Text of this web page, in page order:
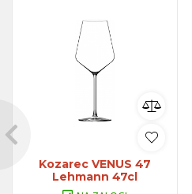
Kozarec VENUS 47
Lehmann 47cl